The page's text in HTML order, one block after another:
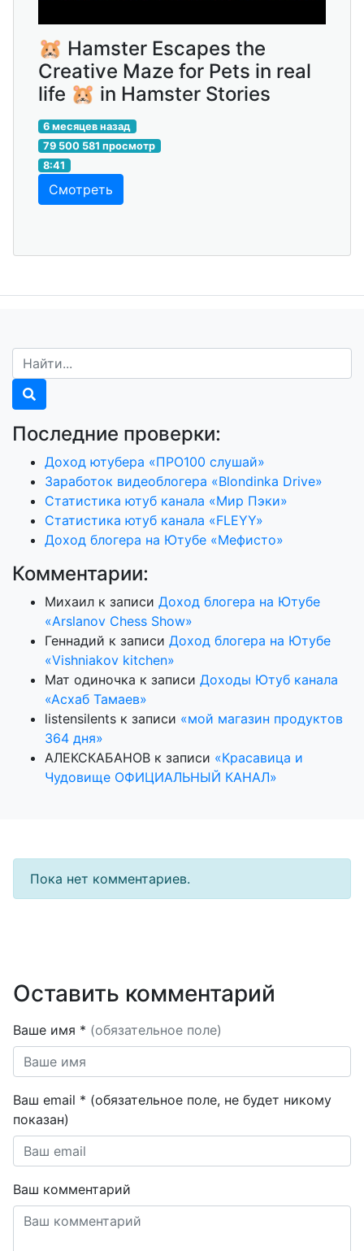
🐹 Hamster Escapes the
Creative Maze for Pets in real
life 🐹 in Hamster Stories
6 месяцев назад
79 500 581 просмотр
8:41
Смотреть
Последние проверки:
Доход ютубера «ПРО100 слушай»
Заработок видеоблогера «Blondinka Drive»
Статистика ютуб канала «Мир Пэки»
Статистика ютуб канала «FLEYY»
Доход блогера на Ютубе «Мефисто»
Комментарии:
Михаил к записи Доход блогера на Ютубе
«Arslanov Chess Show»
Геннадий к записи Доход блогера на Ютубе
«Vishniakov kitchen»
Мат одиночка к записи Доходы Ютуб канала
«Асхаб Тамаев»
listensilents к записи «мой магазин продуктов
364 дня»
АЛЕКСКАБАНОВ к записи «Красавица и
Чудовище ОФИЦИАЛЬНЫЙ КАНАЛ»
Пока нет комментариев.
Оставить комментарий
Ваше имя * (обязательное поле)
Ваш email * (обязательное поле, не будет никому
показан)
Ваш комментарий